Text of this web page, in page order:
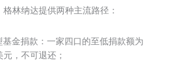
林纳达提供两种主流路径：
基金捐款：一家四口的至低捐款额为
，不可退还；